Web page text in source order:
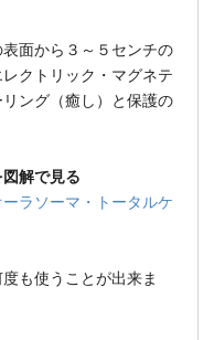
面から３～５センチの
クトリック・マグネテ
ング（癒し）と保護の
解で見る
ラソーマ・トータルケ
も使うことが出来ま